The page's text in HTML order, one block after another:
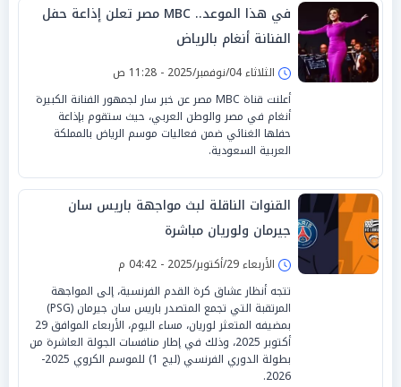
في هذا الموعد.. MBC مصر تعلن إذاعة حفل
الفنانة أنغام بالرياض
الثلاثاء 04/نوفمبر/2025 - 11:28 ص
أعلنت قناة MBC مصر عن خبر سار لجمهور الفنانة الكبيرة
أنغام في مصر والوطن العربي، حيث ستقوم بإذاعة
حفلها الغنائي ضمن فعاليات موسم الرياض بالمملكة
العربية السعودية.
القنوات الناقلة لبث مواجهة باريس سان
جيرمان ولوريان مباشرة
الأربعاء 29/أكتوبر/2025 - 04:42 م
تتجه أنظار عشاق كرة القدم الفرنسية، إلى المواجهة
المرتقبة التي تجمع المتصدر باريس سان جيرمان (PSG)
بمضيفه المتعثر لوريان، مساء اليوم، الأربعاء الموافق 29
أكتوبر 2025، وذلك في إطار منافسات الجولة العاشرة من
بطولة الدوري الفرنسي (ليج 1) للموسم الكروي 2025-
2026.